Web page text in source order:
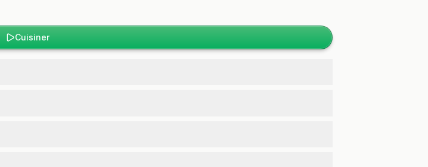
Cuisiner